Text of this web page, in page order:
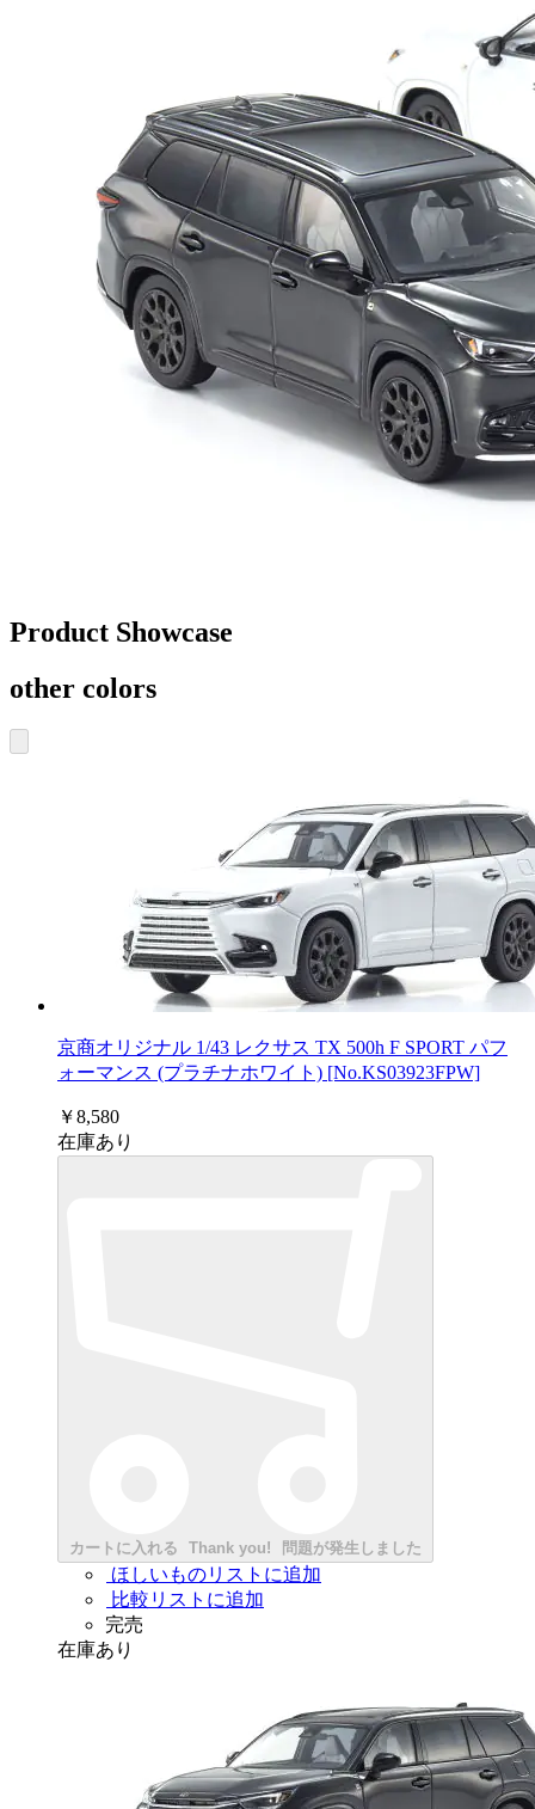
Product Showcase
other colors
京商オリジナル 1/43 レクサス TX 500h F SPORT パフ
ォーマンス (プラチナホワイト) [No.KS03923FPW]
￥8,580
在庫あり
カートに入れる Thank you! 問題が発生しました
ほしいものリストに追加
比較リストに追加
完売
在庫あり